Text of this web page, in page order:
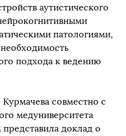
аутистического
патологиями,
подхода к ведению
совместно с
медуниверситета
доклад о